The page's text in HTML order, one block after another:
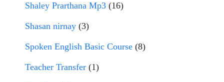
Shaley Prarthana Mp3 (16)
Shasan nirnay (3)
Spoken English Basic Course (8)
Teacher Transfer (1)